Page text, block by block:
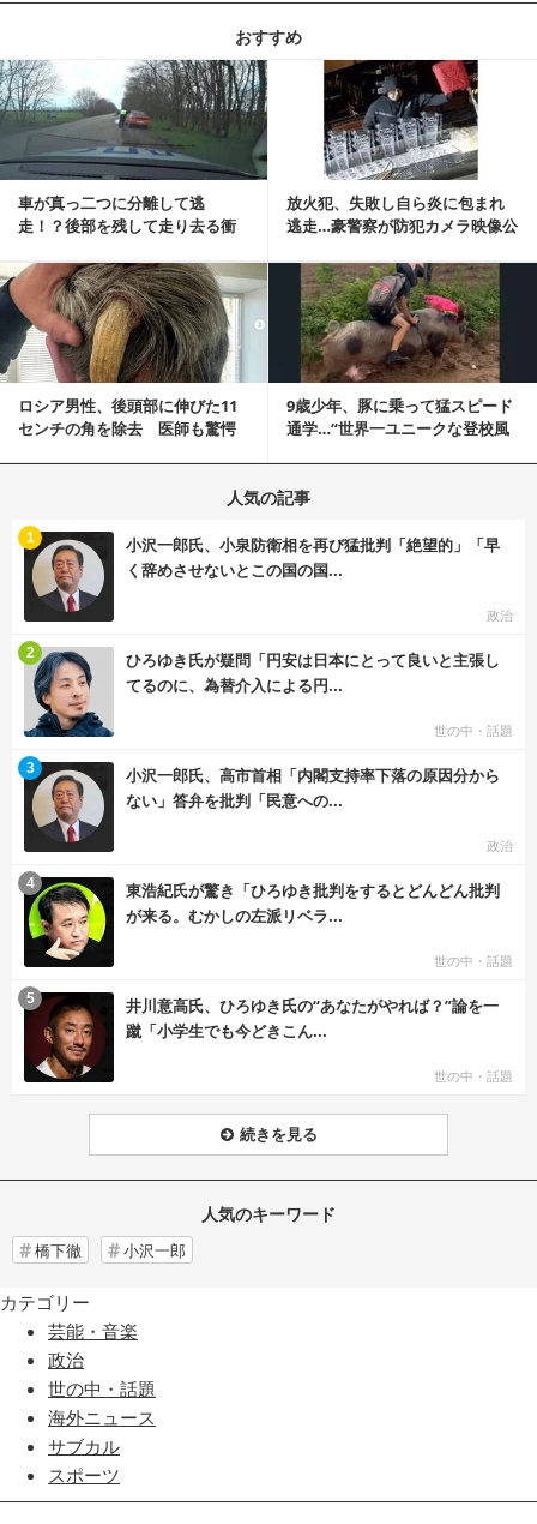
おすすめ
車が真っ二つに分離して逃
走！？後部を残して走り去る衝
放火犯、失敗し自ら炎に包まれ
逃走…豪警察が防犯カメラ映像公
記事を読む
ロシア男性、後頭部に伸びた11
センチの角を除去 医師も驚愕
9歳少年、豚に乗って猛スピード
通学…“世界一ユニークな登校風
記事を読む
人気の記事
小沢一郎氏、小泉防衛相を再び猛批判「絶望的」「早
く辞めさせないとこの国の国...
政治
1
ひろゆき氏が疑問「円安は日本にとって良いと主張し
てるのに、為替介入による円...
世の中・話題
2
小沢一郎氏、高市首相「内閣支持率下落の原因分から
ない」答弁を批判「民意への...
政治
3
東浩紀氏が驚き「ひろゆき批判をするとどんどん批判
が来る。むかしの左派リベラ...
世の中・話題
4
井川意高氏、ひろゆき氏の“あなたがやれば？”論を一
蹴「小学生でも今どきこん...
世の中・話題
5
続きを見る
人気のキーワード
橋下徹 小沢一郎
カテゴリー
芸能・音楽
政治
世の中・話題
海外ニュース
サブカル
スポーツ